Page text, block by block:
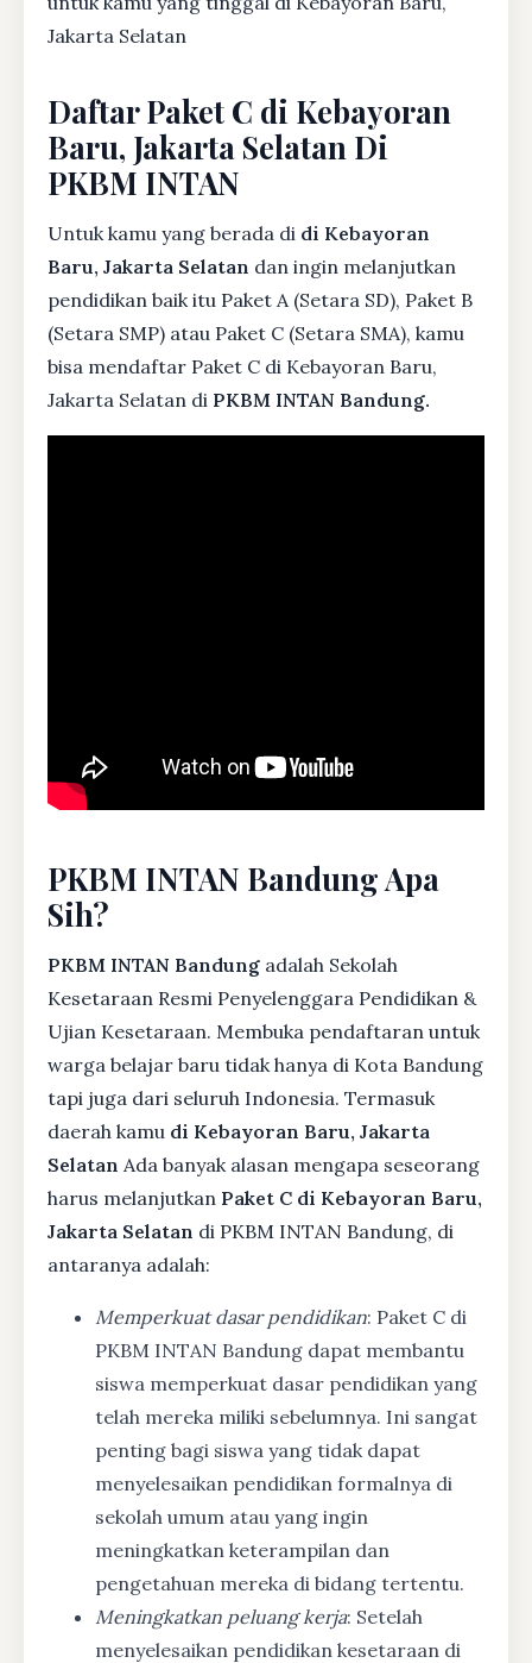
Jakarta Selatan
Daftar Paket C di Kebayoran
Baru, Jakarta Selatan Di
PKBM INTAN
Untuk kamu yang berada di di Kebayoran
Baru, Jakarta Selatan dan ingin melanjutkan
pendidikan baik itu Paket A (Setara SD), Paket B
(Setara SMP) atau Paket C (Setara SMA), kamu
bisa mendaftar Paket C di Kebayoran Baru,
Jakarta Selatan di PKBM INTAN Bandung.
PKBM INTAN Bandung Apa
Sih?
PKBM INTAN Bandung adalah Sekolah
Kesetaraan Resmi Penyelenggara Pendidikan &
Ujian Kesetaraan. Membuka pendaftaran untuk
warga belajar baru tidak hanya di Kota Bandung
tapi juga dari seluruh Indonesia. Termasuk
daerah kamu di Kebayoran Baru, Jakarta
Selatan Ada banyak alasan mengapa seseorang
harus melanjutkan Paket C di Kebayoran Baru,
Jakarta Selatan di PKBM INTAN Bandung, di
antaranya adalah:
Memperkuat dasar pendidikan: Paket C di
PKBM INTAN Bandung dapat membantu
siswa memperkuat dasar pendidikan yang
telah mereka miliki sebelumnya. Ini sangat
penting bagi siswa yang tidak dapat
menyelesaikan pendidikan formalnya di
sekolah umum atau yang ingin
meningkatkan keterampilan dan
pengetahuan mereka di bidang tertentu.
Meningkatkan peluang kerja: Setelah
menyelesaikan pendidikan kesetaraan di